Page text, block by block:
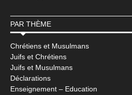
PAR THÈME
Chrétiens et Musulmans
Juifs et Chrétiens
Juifs et Musulmans
Déclarations
Enseignement – Education